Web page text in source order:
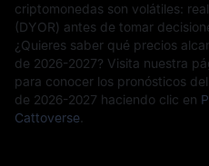
criptomonedas son volátiles:
(DYOR) antes de tomar
¿Quieres saber qué precios
de 2026-2027? Visita nuestra
para conocer los pronósticos
de 2026-2027 haciendo clic en
Cattoverse